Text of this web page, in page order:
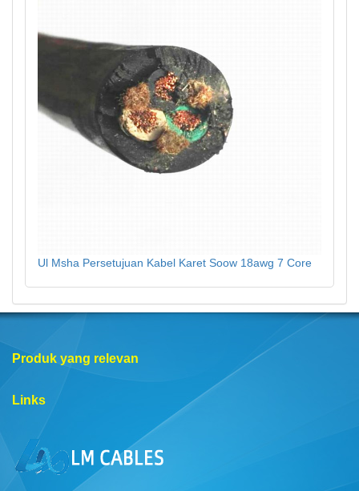
Ul Msha Persetujuan Kabel Karet Soow 18awg 7 Core
Produk yang relevan
Links